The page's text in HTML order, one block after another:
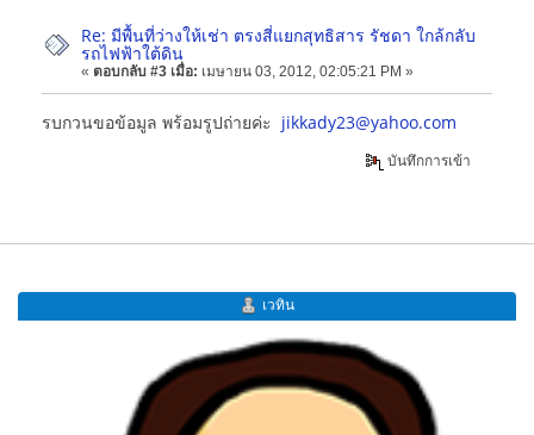
Re: มีพื้นที่ว่างให้เช่า ตรงสี่แยกสุทธิสาร รัชดา ใกล้กลับ
รถไฟฟ้าใต้ดิน
« ตอบกลับ #3 เมื่อ: เมษายน 03, 2012, 02:05:21 PM »
รบกวนขอข้อมูล พร้อมรูปถ่ายค่ะ jikkady23@yahoo.com
บันทึกการเข้า
เวทิน